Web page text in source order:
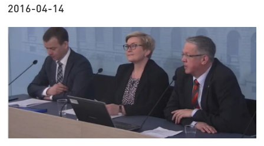
2016-04-14